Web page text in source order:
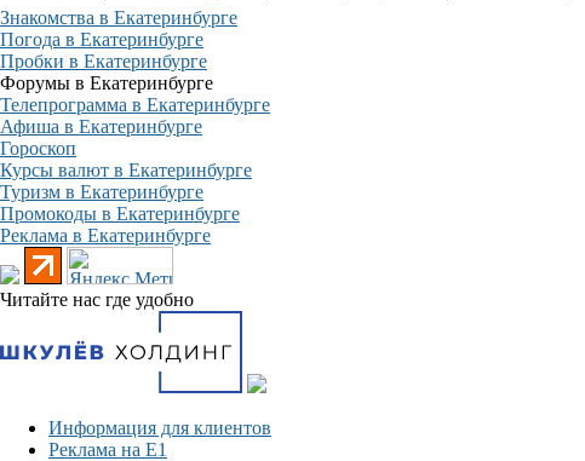
Знакомства в Екатеринбурге
Погода в Екатеринбурге
Пробки в Екатеринбурге
Форумы в Екатеринбурге
Телепрограмма в Екатеринбурге
Афиша в Екатеринбурге
Гороскоп
Курсы валют в Екатеринбурге
Туризм в Екатеринбурге
Промокоды в Екатеринбурге
Реклама в Екатеринбурге
Читайте нас где удобно
Информация для клиентов
Реклама на Е1